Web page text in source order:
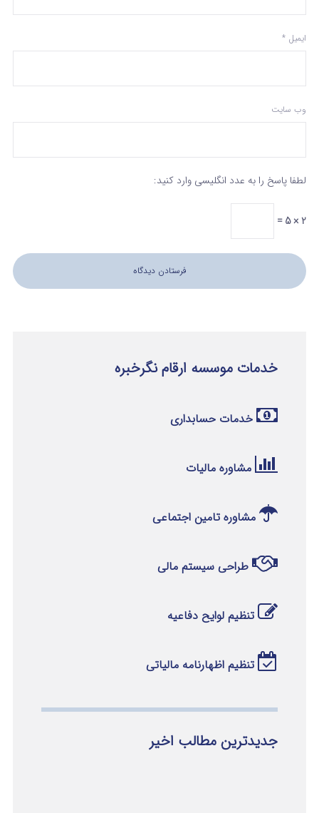
ایمیل *
وب‌ سایت
لطفا پاسخ را به عدد انگلیسی وارد کنید:
2 × 5 =
خدمات موسسه ارقام نگرخبره
خدمات حسابداری
مشاوره مالیات
مشاوره تامین اجتماعی
طراحی سیستم مالی
تنظیم لوایح دفاعیه
تنظیم اظهارنامه مالیاتی
جدیدترین مطالب اخیر